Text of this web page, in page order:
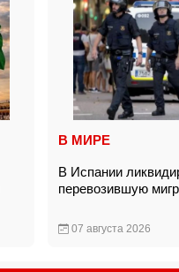
В МИРЕ
В Испании
перевозившую
07 августа 2026